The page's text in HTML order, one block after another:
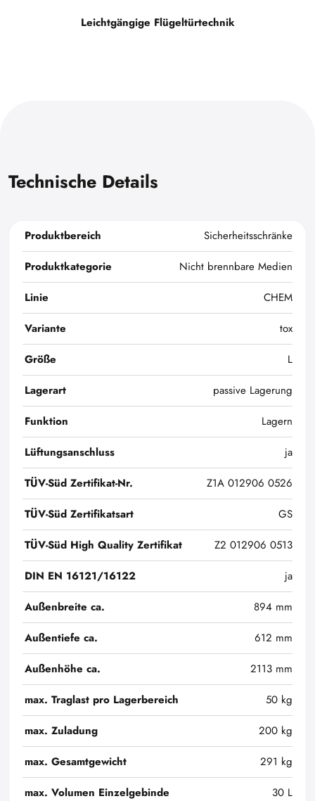
Leichtgängige Flügeltürtechnik
Technische Details
Produktbereich
Sicherheitsschränke
Produktkategorie
Nicht brennbare Medien
Linie
CHEM
Variante
tox
Größe
L
Lagerart
passive Lagerung
Funktion
Lagern
Lüftungsanschluss
ja
TÜV-Süd Zertifikat-Nr.
Z1A 012906 0526
TÜV-Süd Zertifikatsart
GS
TÜV-Süd High Quality Zertifikat
Z2 012906 0513
DIN EN 16121/16122
ja
Außenbreite ca.
894 mm
Außentiefe ca.
612 mm
Außenhöhe ca.
2113 mm
max. Traglast pro Lagerbereich
50 kg
max. Zuladung
200 kg
max. Gesamtgewicht
291 kg
max. Volumen Einzelgebinde
30 L